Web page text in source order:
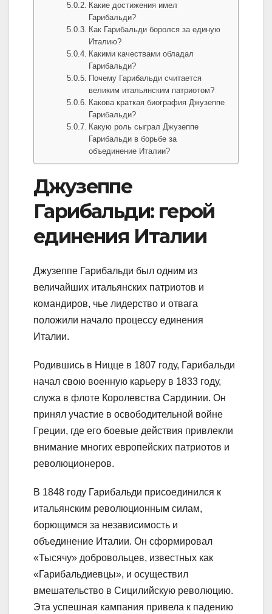
Какие достижения имел
Гарибальди?
Как Гарибальди боролся за единую
Италию?
Какими качествами обладал
Гарибальди?
Почему Гарибальди считается
великим итальянским патриотом?
Какова краткая биография Джузеппе
Гарибальди?
Какую роль сыграл Джузеппе
Гарибальди в борьбе за
объединение Италии?
Джузеппе
Гарибальди: герой
единения Италии
Джузеппе Гарибальди был одним из
величайших итальянских патриотов и
командиров, чье лидерство и отвага
положили начало процессу единения
Италии.
Родившись в Ницце в 1807 году, Гарибальди
начал свою военную карьеру в 1833 году,
служа в флоте Королевства Сардинии. Он
принял участие в освободительной войне
Греции, где его боевые действия привлекли
внимание многих европейских патриотов и
революционеров.
В 1848 году Гарибальди присоединился к
итальянским революционным силам,
борющимся за независимость и
объединение Италии. Он сформировал
«Тысячу» добровольцев, известных как
«Гарибальдиевцы», и осуществил
вмешательство в Сицилийскую революцию.
Эта успешная кампания привела к падению